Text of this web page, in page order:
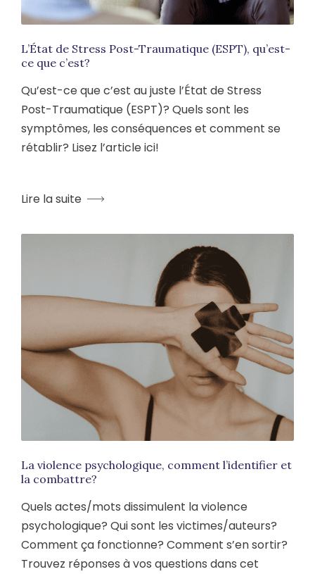
L’État de Stress Post-Traumatique (ESPT), qu’est-
ce que c’est?
Qu’est-ce que c’est au juste l’État de Stress
Post-Traumatique (ESPT)? Quels sont les
symptômes, les conséquences et comment se
rétablir? Lisez l’article ici!
Lire la suite
La violence psychologique, comment l’identifier et
la combattre?
Quels actes/mots dissimulent la violence
psychologique? Qui sont les victimes/auteurs?
Comment ça fonctionne? Comment s’en sortir?
Trouvez réponses à vos questions dans cet